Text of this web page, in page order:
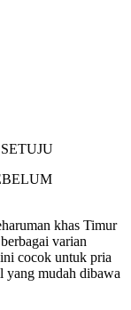
khas Timur
varian
cocok untuk pria
yang mudah dibawa